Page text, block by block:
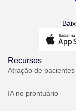
Recursos
Atração de pacientes
IA no prontuário